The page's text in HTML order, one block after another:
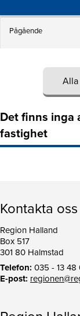
Pågående
Alla
Det finns inga
fastighet
Kontakta oss
Region Halland
Box 517
301 80 Halmstad
Telefon: 035 - 13 48
E-post: